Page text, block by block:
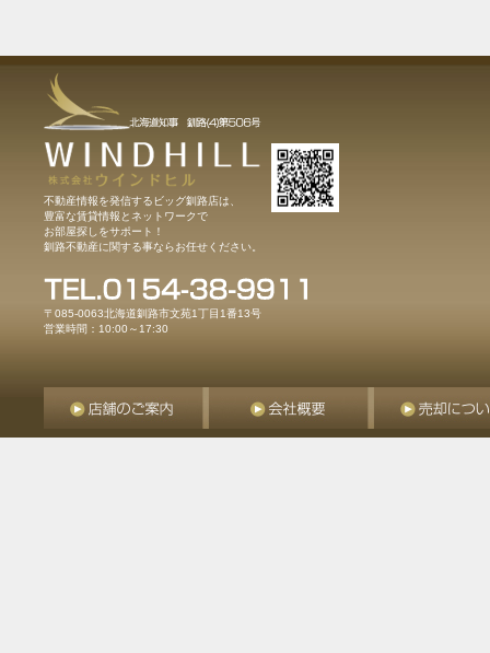
不動産情報を発信するビッグ釧路店は、
豊富な賃貸情報とネットワークで
お部屋探しをサポート！
釧路不動産に関する事ならお任せください。
〒085-0063北海道釧路市文苑1丁目1番13号
営業時間：10:00～17:30